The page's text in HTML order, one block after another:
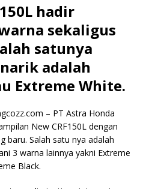
hadir
sekaligus
satunya
adalah
Extreme White.
– PT Astra Honda
New CRF150L dengan
baru. Salah satu nya adalah
3 warna lainnya yakni Extreme
Black.